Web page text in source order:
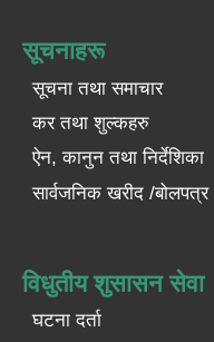
सूचनाहरू
सूचना तथा समाचार
कर तथा शुल्कहरु
ऐन, कानुन तथा निर्देशिका
सार्वजनिक खरीद /बोलपत्र
विधुतीय शुसासन सेवा
घटना दर्ता